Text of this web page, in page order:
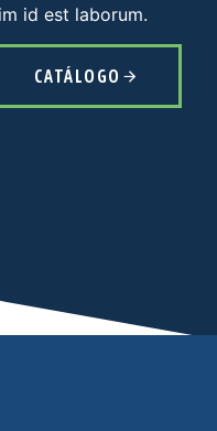
id est laborum.
CATÁLOGO